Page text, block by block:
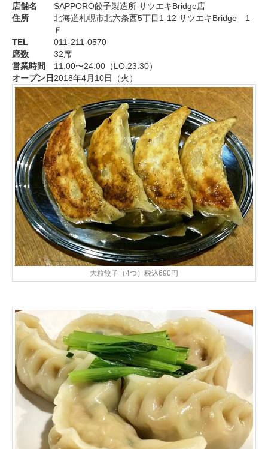
店舗名
SAPPORO餃子製造所 サツエキBridge店
住所
北海道札幌市北六条西5丁目1-12 サツエキBridge 1
Ｆ
TEL
011-211-0570
席数
32席
営業時間
11:00〜24:00（LO.23:30）
オープン日2018年4月10日（火）
大粒餃子（4つ）税込690円